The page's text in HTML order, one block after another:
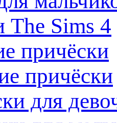
The Sims 4
причёски
причёски
для